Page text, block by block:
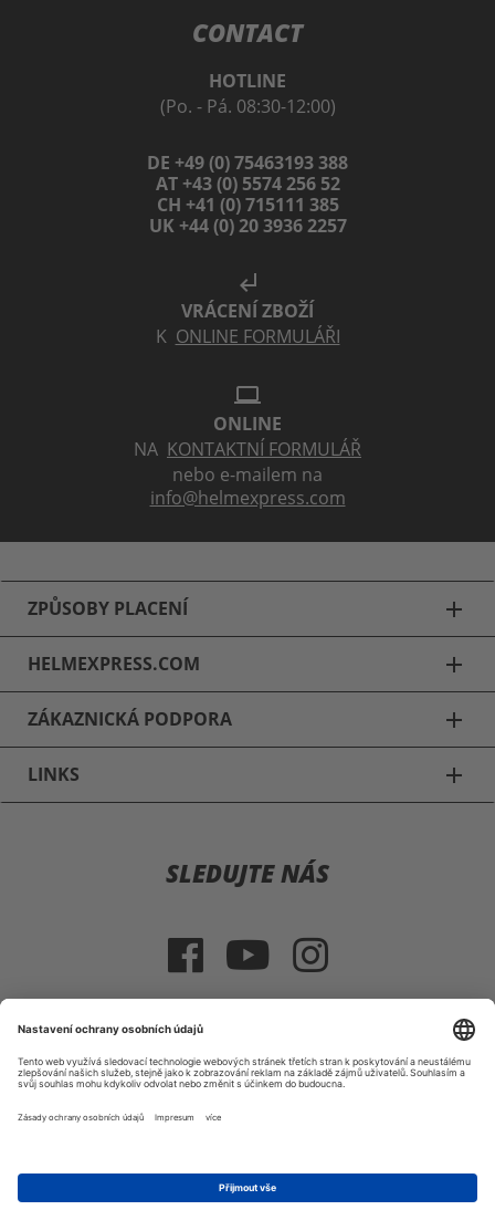
CONTACT
HOTLINE
(Po. - Pá. 08:30-12:00)
DE +49 (0) 75463193 388
AT +43 (0) 5574 256 52
CH +41 (0) 715111 385
UK +44 (0) 20 3936 2257
subdirectory_arrow_left
VRÁCENÍ ZBOŽÍ
K ONLINE FORMULÁŘI
laptop
ONLINE
NA KONTAKTNÍ FORMULÁŘ
nebo e-mailem na
info@helmexpress.com
ZPŮSOBY PLACENÍ add
HELMEXPRESS.COM add
ZÁKAZNICKÁ PODPORA add
LINKS add
Schuberth S2
HJC R-PHA 10 PLUS
SLEDUJTE NÁS
VÝBĚR ZEMĚ
Tiráž VOP
© 2026 HELMEXPRESS.COM